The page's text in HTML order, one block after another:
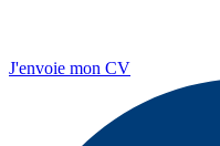
J'envoie mon CV